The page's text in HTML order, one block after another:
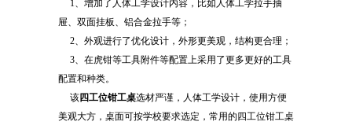
1、增加了人体工学设计内容，比如人体工学拉手抽
屉、双面挂板、铝合金拉手等；
2、外观进行了优化设计，外形更美观，结构更合理；
3、在虎钳等工具附件等配置上采用了更多更好的工具
配置和种类。
该四工位钳工桌选材严谨，人体工学设计，使用方便
美观大方，桌面可按学校要求选定，常用的四工位钳工桌